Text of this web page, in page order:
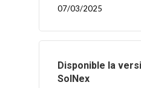
07/03/2025
Disponible la
SolNex